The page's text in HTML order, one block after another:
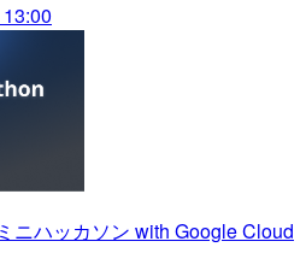
ニハッカソン with Google Cloud